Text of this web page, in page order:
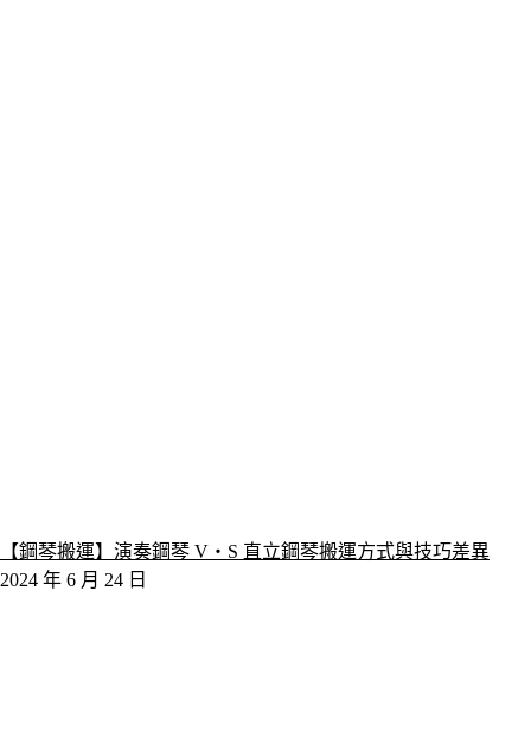
【鋼琴搬運】演奏鋼琴 V‧S 直立鋼琴搬運方式與技巧差異
2024 年 6 月 24 日